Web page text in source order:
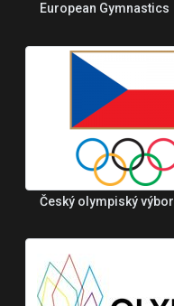
European Gymnastics
Český olympiský výbor